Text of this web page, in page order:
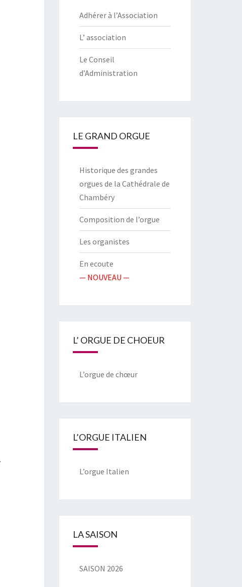
Adhérer à l’Association
L’ association
Le Conseil
d’Administration
LE GRAND ORGUE
Historique des grandes
orgues de la Cathédrale de
Chambéry
Composition de l’orgue
Les organistes
En ecoute
— NOUVEAU —
L’ ORGUE DE CHOEUR
L’orgue de chœur
L’ORGUE ITALIEN
L’orgue Italien
LA SAISON
SAISON 2026